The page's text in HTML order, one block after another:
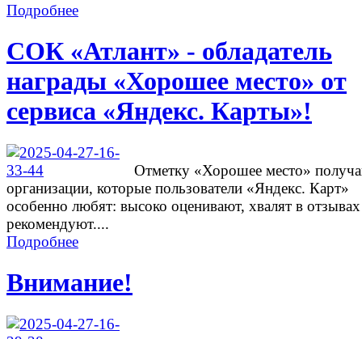
Подробнее
СОК «Атлант» - обладатель
награды «Хорошее место» от
сервиса «Яндекс. Карты»!
Отметку «Хорошее место»
организации, которые пользователи «Яндекс. Карт»
особенно любят: высоко оценивают, хвалят в
рекомендуют....
Подробнее
Внимание!